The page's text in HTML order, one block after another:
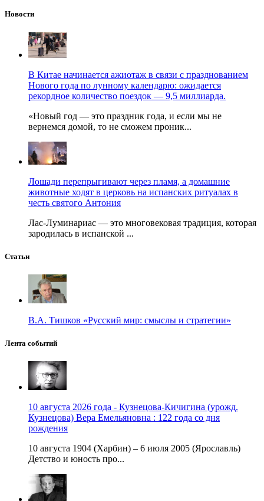
Новости
В Китае начинается ажиотаж в связи с празднованием
Нового года по лунному календарю: ожидается
рекордное количество поездок — 9,5 миллиарда.
«Новый год — это праздник года, и если мы не
вернемся домой, то не сможем проник...
Лошади перепрыгивают через пламя, а домашние
животные ходят в церковь на испанских ритуалах в
честь святого Антония
Лас-Луминариас — это многовековая традиция, которая
зародилась в испанской ...
Статьи
В.А. Тишков «Русский мир: смыслы и стратегии»
Лента событий
10 августа 2026 года - Кузнецова-Кичигина (урожд.
Кузнецова) Вера Емельяновна : 122 года со дня
рождения
10 августа 1904 (Харбин) – 6 июля 2005 (Ярославль)
Детство и юность про...